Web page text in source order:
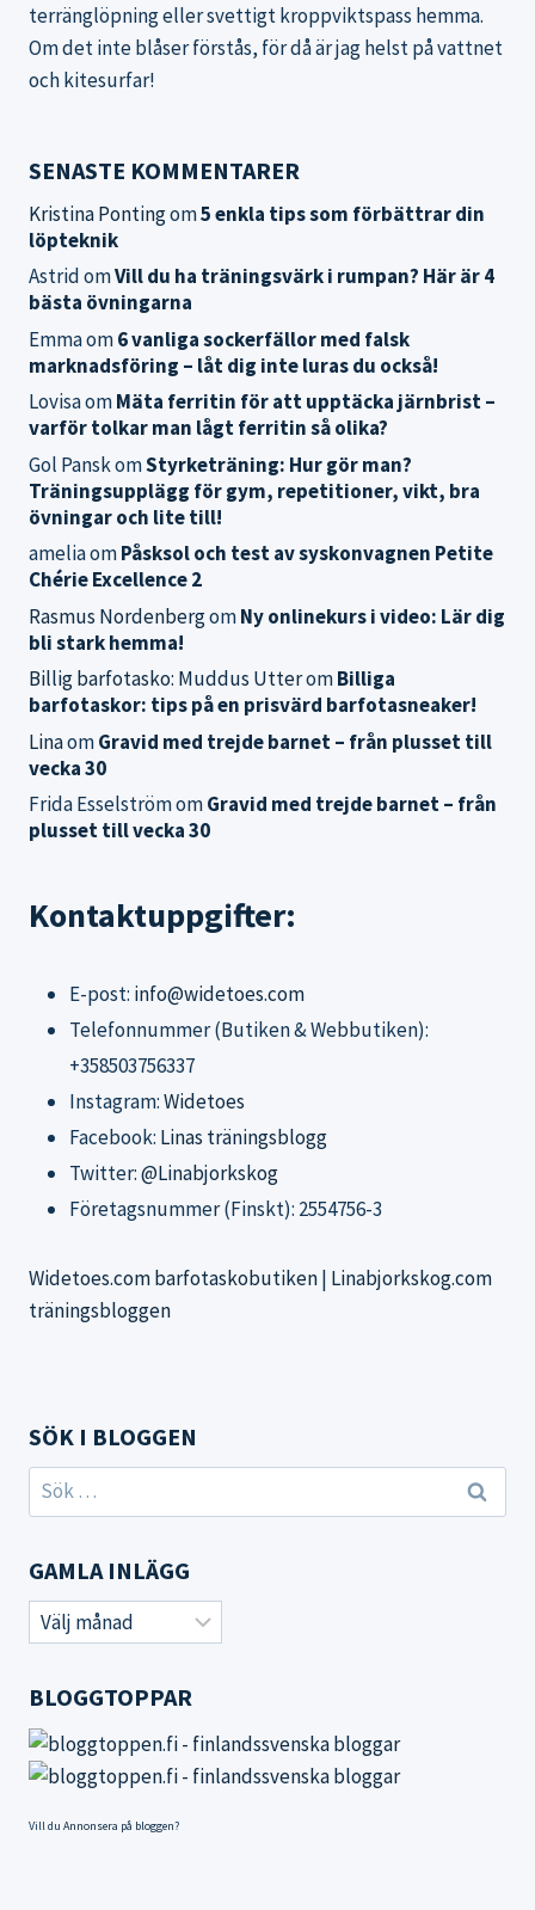
terränglöpning eller svettigt kroppviktspass hemma.
Om det inte blåser förstås, för då är jag helst på vattnet
och kitesurfar!
SENASTE KOMMENTARER
Kristina Pontingom5 enkla tips som förbättrar din
löpteknik
AstridomVill du ha träningsvärk i rumpan? Här är 4
bästa övningarna
Emmaom6 vanliga sockerfällor med falsk
marknadsföring – låt dig inte luras du också!
LovisaomMäta ferritin för att upptäcka järnbrist –
varför tolkar man lågt ferritin så olika?
Gol PanskomStyrketräning: Hur gör man?
Träningsupplägg för gym, repetitioner, vikt, bra
övningar och lite till!
ameliaomPåsksol och test av syskonvagnen Petite
Chérie Excellence 2
Rasmus NordenbergomNy onlinekurs i video: Lär dig
bli stark hemma!
Billig barfotasko: Muddus UtteromBilliga
barfotaskor: tips på en prisvärd barfotasneaker!
LinaomGravid med trejde barnet – från plusset till
vecka 30
Frida EsselströmomGravid med trejde barnet – från
plusset till vecka 30
Kontaktuppgifter:
E-post: info@widetoes.com
Telefonnummer (Butiken & Webbutiken):
+358503756337
Instagram:Widetoes
Facebook: Linas träningsblogg
Twitter:@Linabjorkskog
Företagsnummer (Finskt): 2554756-3
Widetoes.com barfotaskobutiken| Linabjorkskog.com
träningsbloggen
SÖK I BLOGGEN
Sök
efter:
GAMLA INLÄGG
Gamla
inlägg
BLOGGTOPPAR
Vill du Annonsera på bloggen?